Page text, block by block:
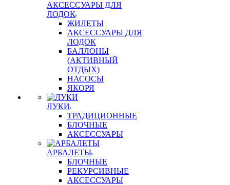
АКСЕССУАРЫ ДЛЯ
ЛОДОК
ЖИЛЕТЫ
АКСЕССУАРЫ ДЛЯ
ЛОДОК
БАЛЛОНЫ
(АКТИВНЫЙ
ОТДЫХ)
НАСОСЫ
ЯКОРЯ
ЛУКИ
ТРАДИЦИОННЫЕ
БЛОЧНЫЕ
АКСЕССУАРЫ
АРБАЛЕТЫ
БЛОЧНЫЕ
РЕКУРСИВНЫЕ
АКСЕССУАРЫ